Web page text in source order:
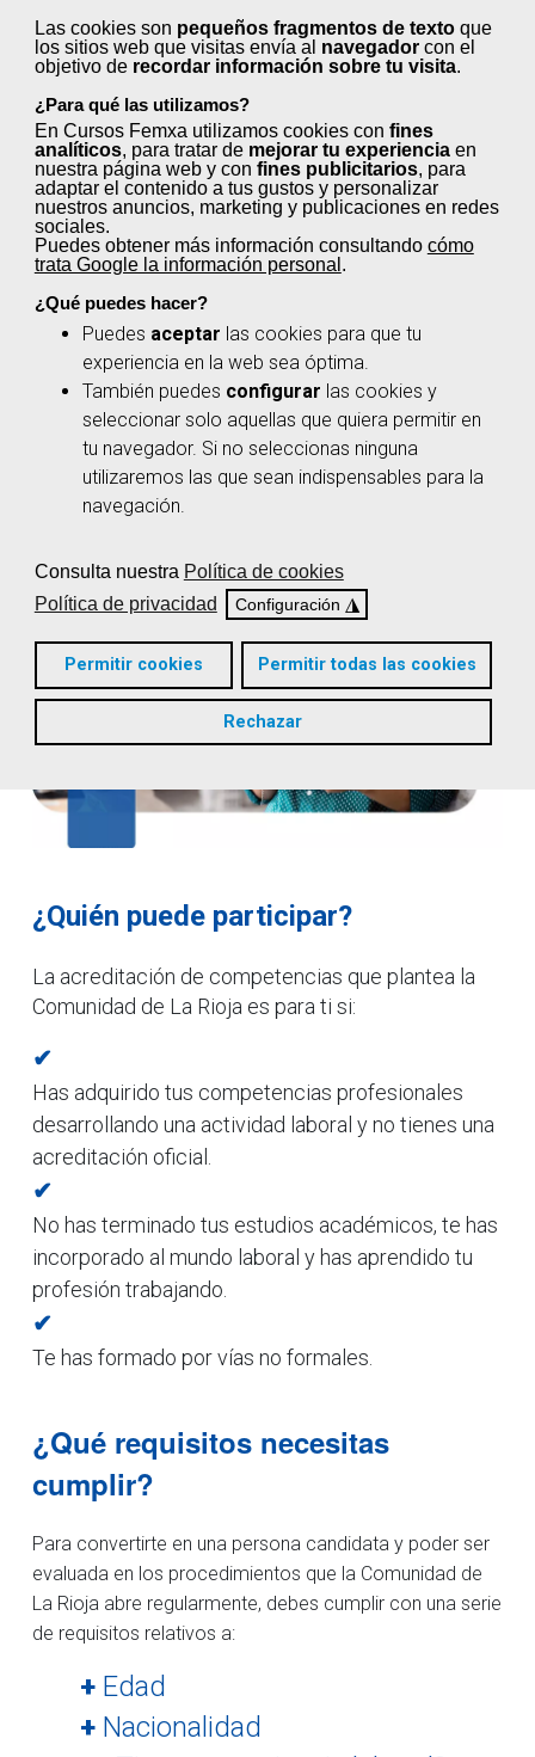
Las cookies son pequeños fragmentos de textoque
los sitios web que visitas envía al navegadorcon el
objetivo de recordar información sobre tu visita.
¿Para qué las utilizamos?
En Cursos Femxa utilizamos cookies con fines
analíticos, para tratar de mejorar tu experienciaen
nuestra página web y con fines publicitarios, para
adaptar el contenido a tus gustos y personalizar
nuestros anuncios, marketing y publicaciones en redes
sociales.
Puedes obtener más información consultando cómo
trata Google la información personal .
¿Qué puedes hacer?
Puedes aceptar las cookies para que tu
experiencia en la web sea óptima.
También puedes configurar las cookies y
seleccionar solo aquellas que quiera permitir en
tu navegador. Si no seleccionas ninguna
utilizaremos las que sean indispensables para la
navegación.
Consulta nuestra Política de cookies
Política de privacidad
Configuración ◮
Permitir cookies Permitir todas las cookies
Rechazar
que te ayude a obtenerlas.
3
Acreditación
cada una de las unidades de competencia
demostradas. Estas acreditaciones son
acumulables y permiten la obtención de un
certificado de profesionalidad o título de
formación profesional.
¿Quién puede participar?
La acreditación de competencias que plantea la
Comunidad de La Rioja es para ti si:
✔
Has adquirido tus competencias profesionales
desarrollando una actividad laboral y no tienes una
acreditación oficial.
✔
No has terminado tus estudios académicos, te has
incorporado al mundo laboral y has aprendido tu
profesión trabajando.
✔
Te has formado por vías no formales.
¿Qué requisitos necesitas
cumplir?
Para convertirte en una persona candidata y poder ser
evaluada en los procedimientos que la Comunidad de
La Rioja abre regularmente, debes cumplir con una serie
de requisitos relativos a:
+Edad
+Nacionalidad